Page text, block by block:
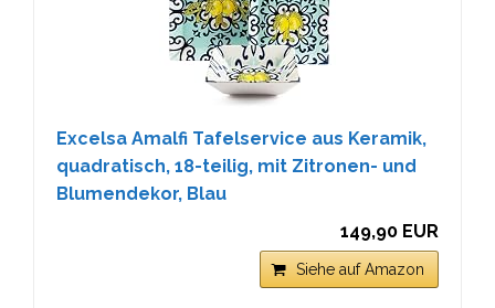
Excelsa Amalfi Tafelservice aus Keramik,
quadratisch, 18-teilig, mit Zitronen- und
Blumendekor, Blau
149,90 EUR
Siehe auf Amazon